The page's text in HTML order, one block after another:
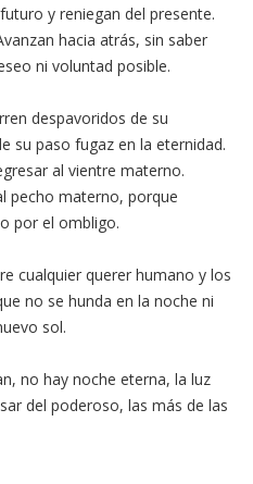
y reniegan del presente.
hacia atrás, sin saber
ni voluntad posible.
despavoridos de su
su paso fugaz en la eternidad.
al vientre materno.
pecho materno, porque
por el ombligo.
cualquier querer humano y los
no se hunda en la noche ni
sol.
no hay noche eterna, la luz
del poderoso, las más de las